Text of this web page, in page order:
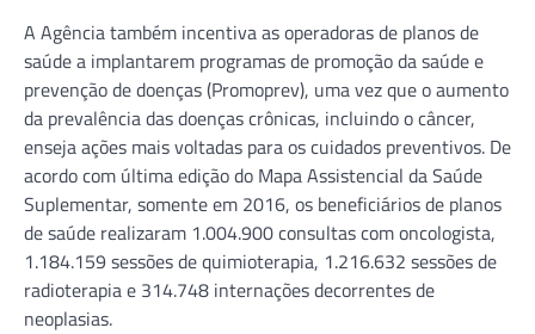
A Agência também incentiva as operadoras de planos de
saúde a implantarem programas de promoção da saúde e
prevenção de doenças (Promoprev), uma vez que o aumento
da prevalência das doenças crônicas, incluindo o câncer,
enseja ações mais voltadas para os cuidados preventivos. De
acordo com última edição do Mapa Assistencial da Saúde
Suplementar, somente em 2016, os beneficiários de planos
de saúde realizaram 1.004.900 consultas com oncologista,
1.184.159 sessões de quimioterapia, 1.216.632 sessões de
radioterapia e 314.748 internações decorrentes de
neoplasias.